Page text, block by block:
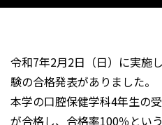
令和7年2月2日（日）に実施
験の合格発表がありました。
本学の口腔保健学科4年生の
が合格し、合格率100％とい